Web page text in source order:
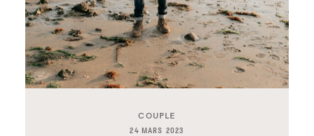
COUPLE
24 MARS 2023